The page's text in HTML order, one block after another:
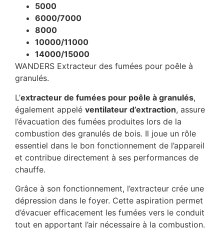
5000
6000/7000
8000
10000/11000
14000/15000
WANDERS Extracteur des fumées pour poêle à
granulés.
L’extracteur de fumées pour poêle à granulés,
également appelé ventilateur d’extraction, assure
l’évacuation des fumées produites lors de la
combustion des granulés de bois. Il joue un rôle
essentiel dans le bon fonctionnement de l’appareil
et contribue directement à ses performances de
chauffe.
Grâce à son fonctionnement, l’extracteur crée une
dépression dans le foyer. Cette aspiration permet
d’évacuer efficacement les fumées vers le conduit
tout en apportant l’air nécessaire à la combustion.